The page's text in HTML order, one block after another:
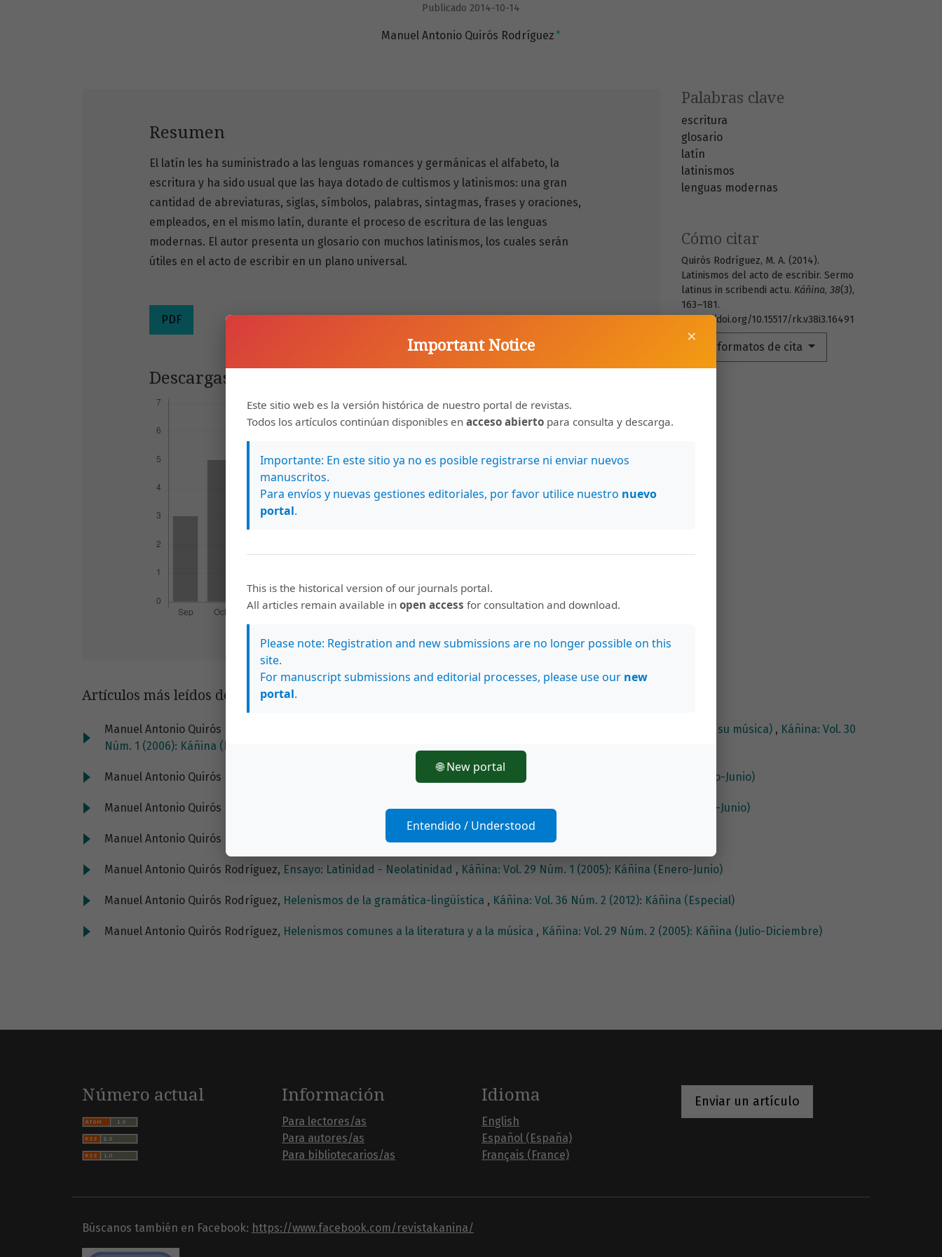
Publicado 2014-10-14
Manuel Antonio Quirós Rodríguez +
Palabras clave
escritura
glosario
latín
latinismos
lenguas modernas
Cómo citar
Quirós Rodríguez, M. A. (2014).
Latinismos del acto de escribir. Sermo
latinus in scribendi actu. Káñina, 38(3),
163–181.
https://doi.org/10.15517/rk.v38i3.16491
Más formatos de cita
Resumen
El latín les ha suministrado a las lenguas romances y germánicas el alfabeto, la
escritura y ha sido usual que las haya dotado de cultismos y latinismos: una gran
cantidad de abreviaturas, siglas, símbolos, palabras, sintagmas, frases y oraciones,
empleados, en el mismo latín, durante el proceso de escritura de las lenguas
modernas. El autor presenta un glosario con muchos latinismos, los cuales serán
útiles en el acto de escribir en un plano universal.
PDF
Descargas
Artículos más leídos del mismo autor/a
Manuel Antonio Quirós Rodríguez, Literatura sacra en la música sacra de W. A. Mozart (el latín, el griego y el hebreo en su música) , Káñina: Vol. 30
Núm. 1 (2006): Káñina (Enero-Junio)
Manuel Antonio Quirós Rodríguez, Don Arturo Agüero, filólogo y romanista Káñina: Vol. 31 Núm. 1 (2007): Káñina (Enero-Junio)
Manuel Antonio Quirós Rodríguez, Latinismos y helenismos de la filología,Káñina: Vol. 36 Núm. 1 (2012): Káñina (Enero-Junio)
Manuel Antonio Quirós Rodríguez, Homo sum... o el Humanismo. Káñina: Vol. 34 Núm. 1 (2010): Káñina (Enero-Junio)
Manuel Antonio Quirós Rodríguez, Ensayo: Latinidad - Neolatinidad , Káñina: Vol. 29 Núm. 1 (2005): Káñina (Enero-Junio)
Manuel Antonio Quirós Rodríguez, Helenismos de la gramática-lingüística , Káñina: Vol. 36 Núm. 2 (2012): Káñina (Especial)
Manuel Antonio Quirós Rodríguez, Helenismos comunes a la literatura y a la música , Káñina: Vol. 29 Núm. 2 (2005): Káñina (Julio-Diciembre)
Número actual Información
Para lectores/as
Para autores/as
Para bibliotecarios/as
Idioma
English
Español (España)
Français (France)
Enviar un artículo
Búscanos también en Facebook: https://www.facebook.com/revistakanina/
×
Important Notice
Este sitio web es la versión histórica de nuestro portal de revistas.
Todos los artículos continúan disponibles en acceso abierto para consulta y descarga.
Importante: En este sitio ya no es posible registrarse ni enviar nuevos
manuscritos.
Para envíos y nuevas gestiones editoriales, por favor utilice nuestro nuevo
portal.
This is the historical version of our journals portal.
All articles remain available in open access for consultation and download.
Please note: Registration and new submissions are no longer possible on this
site.
For manuscript submissions and editorial processes, please use our new
portal.
🌐 New portal
Entendido / Understood